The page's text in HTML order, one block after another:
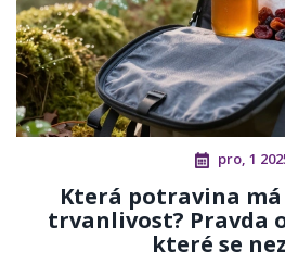
pro, 1
Která potravina
trvanlivost? Pravda
které se